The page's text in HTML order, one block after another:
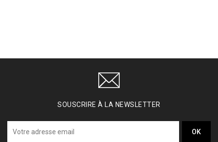
SOUSCRIRE À LA NEWSLETTER